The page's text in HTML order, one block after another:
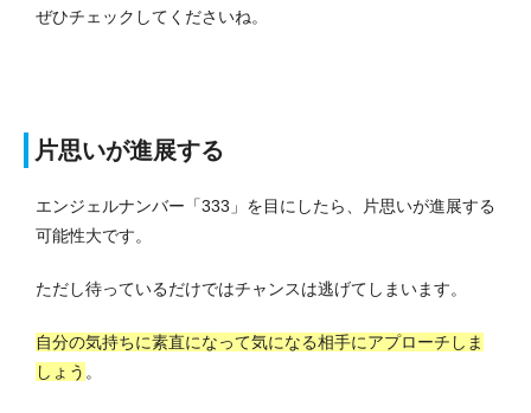
ぜひチェックしてくださいね。
片思いが進展する
エンジェルナンバー「333」を目にしたら、片思いが進展する
可能性大です。
ただし待っているだけではチャンスは逃げてしまいます。
自分の気持ちに素直になって気になる相手にアプローチしま
しょう 。